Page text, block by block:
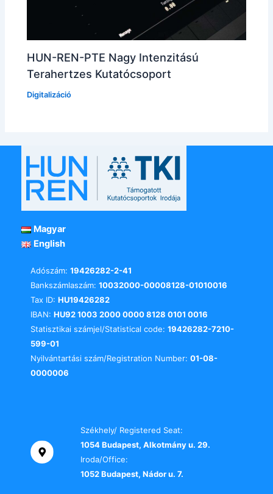
HUN-REN-PTE Nagy Intenzitású
Terahertzes Kutatócsoport
Digitalizáció
Magyar
English
Adószám: 19426282-2-41
Bankszámlaszám: 10032000-00008128-01010016
Tax ID: HU19426282
IBAN: HU92 1003 2000 0000 8128 0101 0016
Statisztikai számjel/Statistical code: 19426282-7210-
599-01
Nyilvántartási szám/Registration Number: 01-08-
0000006
Székhely/ Registered Seat:
1054 Budapest, Alkotmány u. 29.
Iroda/Office:
1052 Budapest, Nádor u. 7.